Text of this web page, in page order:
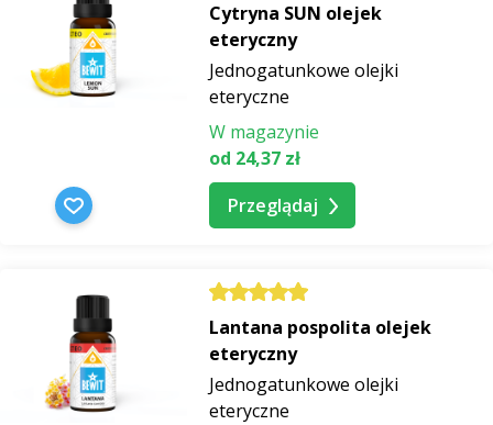
Cytryna SUN olejek
eteryczny
Jednogatunkowe olejki
eteryczne
W magazynie
od 24,37 zł
Przeglądaj
Lantana pospolita olejek
eteryczny
Jednogatunkowe olejki
eteryczne